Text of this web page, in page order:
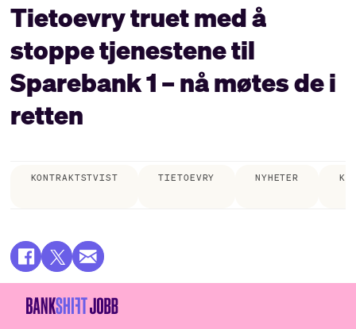
Tietoevry truet med å
stoppe tjenestene til
Sparebank 1 – nå møtes de i
retten
KONTRAKTSTVIST TIETOEVRY NYHETER